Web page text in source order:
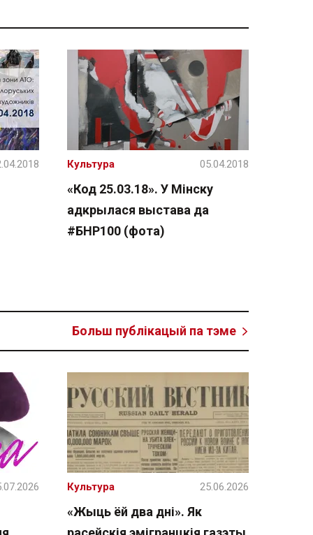
«Код 25.03.18». У Мінску
адкрылася выстава да
#БНР100 (фота)
Культура 05.04.2018
Больш публікацый па тэме
«Жыць ёй два дні». Як
Культура 25.06.2026